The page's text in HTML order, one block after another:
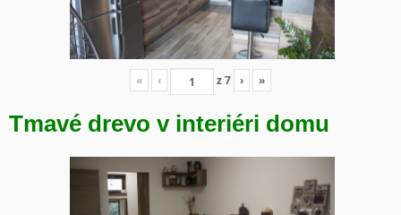
« ‹ z7 › »
Tmavé drevo v interiéri domu